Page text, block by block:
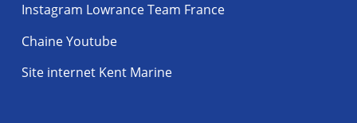
Instagram Lowrance Team France
Chaine Youtube
Site internet Kent Marine